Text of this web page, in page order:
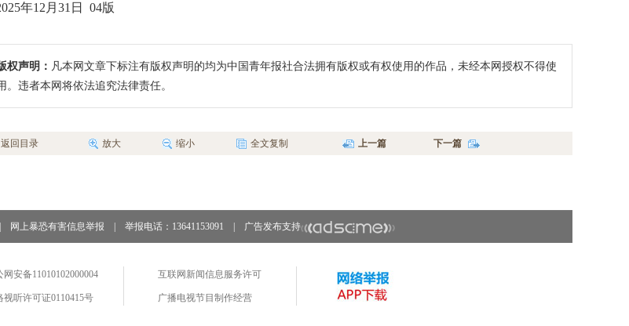
年12月31日 04版
权声明： 凡本网文章下标注有版权声明的均为中国青年报社合法拥有版权或有权使用的作品，未经本网授权不得使
。违者本网将依法追究法律责任。
返回目录 放大 缩小 全文复制 上一篇 下一篇
网上暴恐有害信息举报 举报电话：13641153091 广告发布支持
网安备11010102000004
视听许可证0110415号
互联网新闻信息服务许可
广播电视节目制作经营